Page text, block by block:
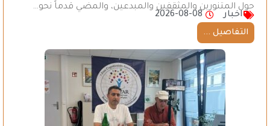
حول المتنورين والمثقفين والمبدعين، والمضي قدماً نحو…
اخبار
2026-08-08
التفاصيل ...